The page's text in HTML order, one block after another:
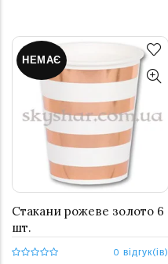
НЕМАЄ
Стакани рожеве золото 6
шт.
0 відгук(ів)